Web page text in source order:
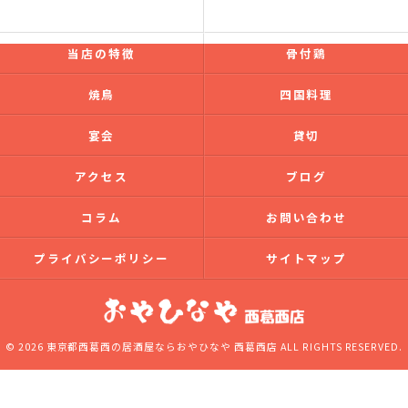
当店の特徴 骨付鶏
焼鳥 四国料理
宴会 貸切
アクセス ブログ
コラム お問い合わせ
プライバシーポリシー サイトマップ
© 2026 東京都西葛西の居酒屋ならおやひなや 西葛西店 ALL RIGHTS RESERVED.